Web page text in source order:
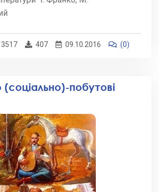
3517 407 09.10.2016 (0)
(соціально)-побутові